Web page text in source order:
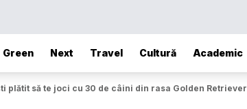
Green Next Travel Cultură Academic
plătit să te joci cu 30 de câini din rasa Golden Retriever